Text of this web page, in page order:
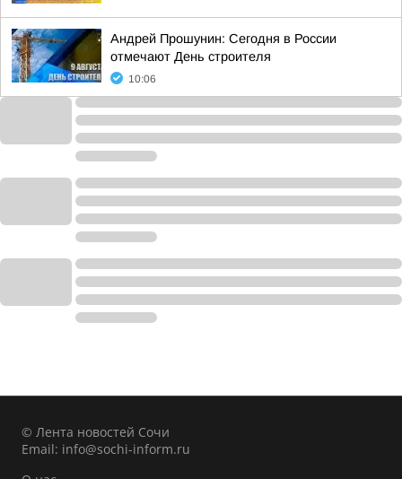
Андрей Прошунин: Сегодня в России
отмечают День строителя
10:06
© Лента новостей Сочи
Email: info@sochi-inform.ru